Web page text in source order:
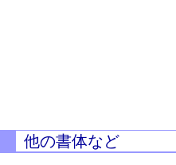
他の書体など